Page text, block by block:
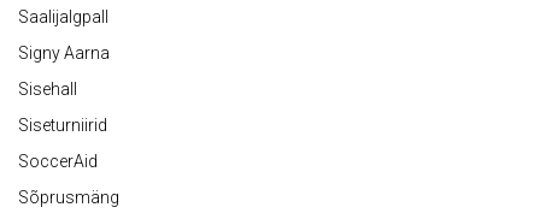
Saalijalgpall
Signy Aarna
Sisehall
Siseturniirid
SoccerAid
Sõprusmäng